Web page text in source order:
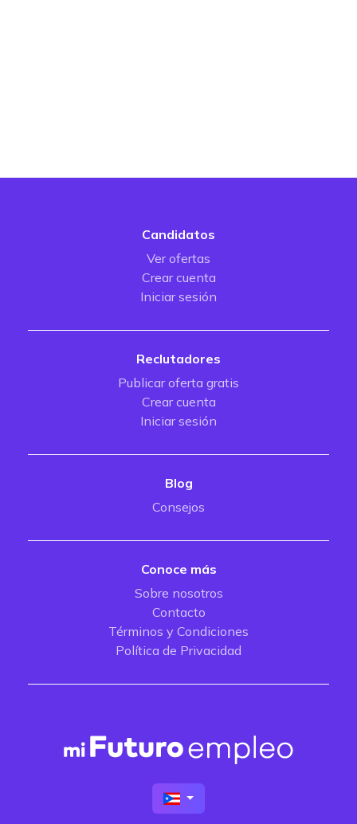
Candidatos
Ver ofertas
Crear cuenta
Iniciar sesión
Reclutadores
Publicar oferta gratis
Crear cuenta
Iniciar sesión
Blog
Consejos
Conoce más
Sobre nosotros
Contacto
Términos y Condiciones
Política de Privacidad